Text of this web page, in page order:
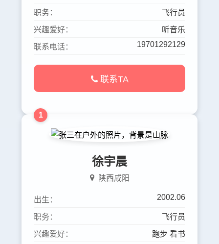
职务： 飞行员
兴趣爱好： 听音乐
联系电话： 19701292129
联系TA
1
徐宇晨
陕西咸阳
出生： 2002.06
职务： 飞行员
兴趣爱好： 跑步 看书